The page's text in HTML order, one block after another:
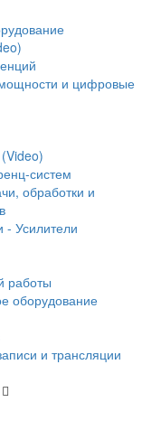
и цифровые
систем
обработки и
- Усилители
работы
оборудование
и трансляции